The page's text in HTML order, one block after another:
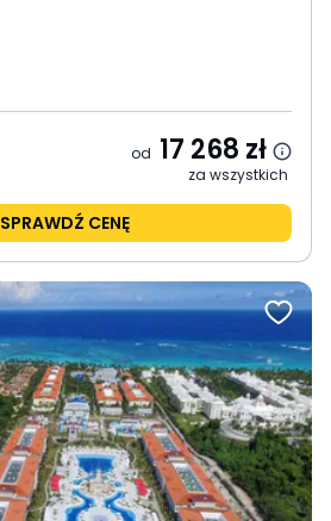
od 17 268 zł
za wszystkich
SPRAWDŹ CENĘ